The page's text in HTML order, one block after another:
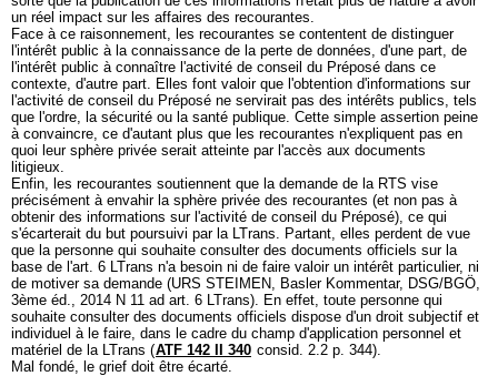
un réel impact sur les affaires des recourantes.
Face à ce raisonnement, les recourantes se contentent de distinguer
l'intérêt public à la connaissance de la perte de données, d'une part, de
l'intérêt public à connaître l'activité de conseil du Préposé dans ce
contexte, d'autre part. Elles font valoir que l'obtention d'informations sur
l'activité de conseil du Préposé ne servirait pas des intérêts publics, tels
que l'ordre, la sécurité ou la santé publique. Cette simple assertion peine
à convaincre, ce d'autant plus que les recourantes n'expliquent pas en
quoi leur sphère privée serait atteinte par l'accès aux documents
litigieux.
Enfin, les recourantes soutiennent que la demande de la RTS vise
précisément à envahir la sphère privée des recourantes (et non pas à
obtenir des informations sur l'activité de conseil du Préposé), ce qui
s'écarterait du but poursuivi par la LTrans. Partant, elles perdent de vue
que la personne qui souhaite consulter des documents officiels sur la
base de l'art. 6 LTrans n'a besoin ni de faire valoir un intérêt particulier, ni
de motiver sa demande (URS STEIMEN, Basler Kommentar, DSG/BGÖ,
3ème éd., 2014 N 11 ad art. 6 LTrans). En effet, toute personne qui
souhaite consulter des documents officiels dispose d'un droit subjectif et
individuel à le faire, dans le cadre du champ d'application personnel et
matériel de la LTrans (ATF 142 II 340 consid. 2.2 p. 344).
Mal fondé, le grief doit être écarté.